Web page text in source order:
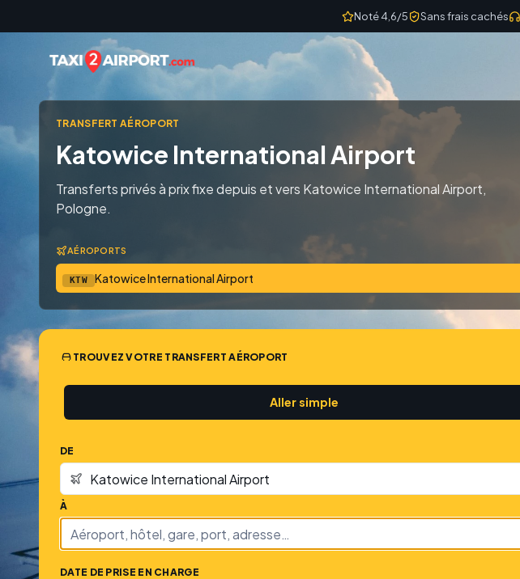
Noté 4,6/5 Sans frais cachés
TRANSFERT AÉROPORT
Katowice International Airport
Transferts privés à prix fixe depuis et vers Katowice International Airport,
Pologne.
AÉROPORTS
KTW Katowice International Airport
TROUVEZ VOTRE TRANSFERT AÉROPORT
Aller simple
DE
À
DATE DE PRISE EN CHARGE